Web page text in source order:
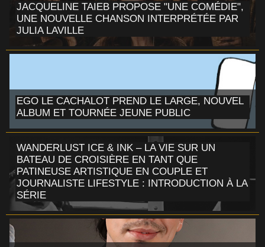
JACQUELINE TAIEB PROPOSE "UNE COMÉDIE",
UNE NOUVELLE CHANSON INTERPRÉTÉE PAR
JULIA LAVILLE
EGO LE CACHALOT PREND LE LARGE, NOUVEL
ALBUM ET TOURNÉE JEUNE PUBLIC
WANDERLUST ICE & INK – LA VIE SUR UN
BATEAU DE CROISIÈRE EN TANT QUE
PATINEUSE ARTISTIQUE EN COUPLE ET
JOURNALISTE LIFESTYLE : INTRODUCTION À LA
SÉRIE